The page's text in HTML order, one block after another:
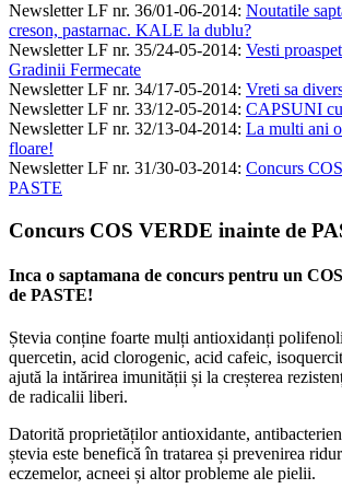
Newsletter LF nr. 36/01-06-2014: Noutatile
creson, pastarnac. KALE la dublu?
Newsletter LF nr. 35/24-05-2014: Vesti
Gradinii Fermecate
Newsletter LF nr. 34/17-05-2014: Vreti sa
Newsletter LF nr. 33/12-05-2014: CAPSUNI
Newsletter LF nr. 32/13-04-2014: La multi ani
floare!
Newsletter LF nr. 31/30-03-2014: Concurs
PASTE
Concurs COS VERDE inainte de
Inca o saptamana de concurs pentru un
de PASTE!
Ștevia conține foarte mulți antioxidanți
quercetin, acid clorogenic, acid cafeic,
ajută la intărirea imunității și la creșterea
de radicalii liberi.
Datorită proprietăților antioxidante,
ștevia este benefică în tratarea și prevenirea
eczemelor, acneei și altor probleme ale pielii.